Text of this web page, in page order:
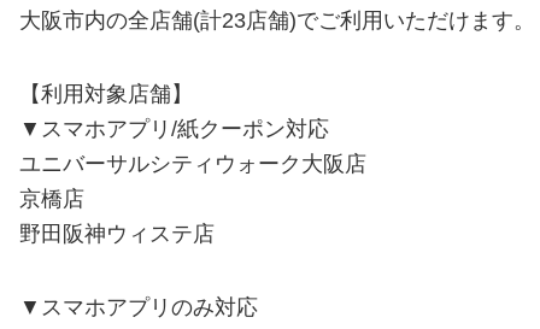
大阪市内の全店舗(計23店舗)でご利用いただけます。
【利用対象店舗】
▼スマホアプリ/紙クーポン対応
ユニバーサルシティウォーク大阪店
京橋店
野田阪神ウィステ店
▼スマホアプリのみ対応